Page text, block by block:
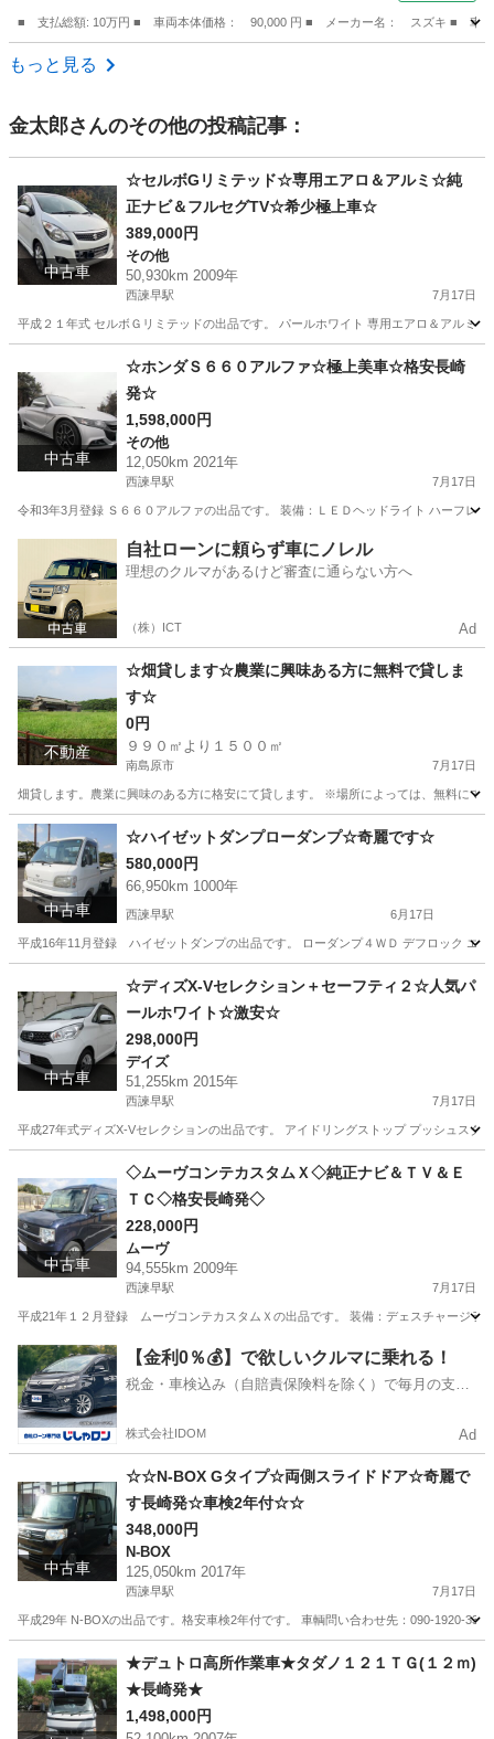
■ 支払総額: 10万円 ■ 車両本体価格： 90,000 円 ■ メーカー名： スズキ ■
大分 大分市
もっと見る
金太郎さんのその他の投稿記事：
中古車
☆セルボGリミテッド☆専用エアロ＆アルミ☆純
正ナビ＆フルセグTV☆希少極上車☆
389,000円
その他
50,930km 2009年
西諫早駅 7月17日
平成２１年式 セルボＧリミテッドの出品です。 パールホワイト 専用エアロ＆アルミ
西諫早駅 その他
中古車
☆ホンダＳ６６０アルファ☆極上美車☆格安長崎
発☆
1,598,000円
その他
12,050km 2021年
西諫早駅 7月17日
令和3年3月登録 Ｓ６６０アルファの出品です。 装備：ＬＥＤヘッドライト ハーフレ
西諫早駅 その他 S660
自社ローンに頼らず車にノレル
理想のクルマがあるけど審査に通らない方へ
（株）ICT Ad
不動産
☆畑貸します☆農業に興味ある方に無料で貸しま
す☆
0円
９９０㎡より１５００㎡
南島原市 7月17日
畑貸します。農業に興味のある方に格安にて貸します。 ※場所によっては、無料にて
長崎 南島原市 土地販売/土地売買 格安
中古車
☆ハイゼットダンプローダンプ☆奇麗です☆
580,000円
66,950km 1000年
西諫早駅 6月17日
平成16年11月登録 ハイゼットダンプの出品です。 ローダンプ４ＷＤ デフロック エ
西諫早駅 ダイハツ ハイゼットダンプ
中古車
☆ディズX-Vセレクション＋セーフティ２☆人気パ
ールホワイト☆激安☆
298,000円
デイズ
51,255km 2015年
西諫早駅 7月17日
平成27年式ディズX-Vセレクションの出品です。 アイドリングストップ プッシュス
西諫早駅 デイズ ディズ
中古車
◇ムーヴコンテカスタムＸ◇純正ナビ＆ＴＶ＆Ｅ
ＴＣ◇格安長崎発◇
228,000円
ムーヴ
94,555km 2009年
西諫早駅 7月17日
平成21年１２月登録 ムーヴコンテカスタムＸの出品です。 装備：デェスチャージ
長崎 諫早市 西諫早駅 ムーヴ ムーヴコンテ
【金利0％💰】で欲しいクルマに乗れる！
税金・車検込み（自賠責保険料を除く）で毎月の支払
株式会社IDOM Ad
中古車
☆☆N-BOX Gタイプ☆両側スライドドア☆奇麗で
す長崎発☆車検2年付☆☆
348,000円
N-BOX
125,050km 2017年
西諫早駅 7月17日
平成29年 N-BOXの出品です。格安車検2年付です。 車輌問い合わせ先：090-1920-3333
西諫早駅 N-BOX スライドドア
★デュトロ高所作業車★タダノ１２１ＴＧ(１２ｍ)
★長崎発★
1,498,000円